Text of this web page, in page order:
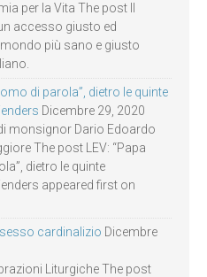
per la Vita The post Il
accesso giusto ed
più sano e giusto
di parola”, dietro le quinte
Dicembre 29, 2020
monsignor Dario Edoardo
The post LEV: “Papa
dietro le quinte
appeared first on
cardinalizio Dicembre
Liturgiche The post